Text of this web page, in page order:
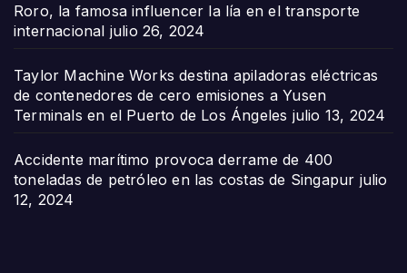
Roro, la famosa influencer la lía en el transporte
internacional julio 26, 2024
Taylor Machine Works destina apiladoras eléctricas
de contenedores de cero emisiones a Yusen
Terminals en el Puerto de Los Ángeles julio 13, 2024
Accidente marítimo provoca derrame de 400
toneladas de petróleo en las costas de Singapur julio
12, 2024